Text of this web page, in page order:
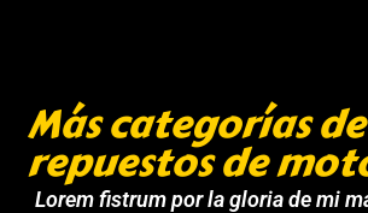
Más categorías de
repuestos de
Lorem fistrum por la gloria de mi